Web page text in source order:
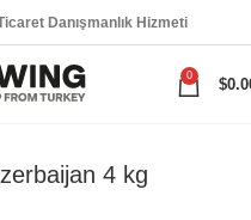
Danışmanlık Hizmeti
0
$
4 kg